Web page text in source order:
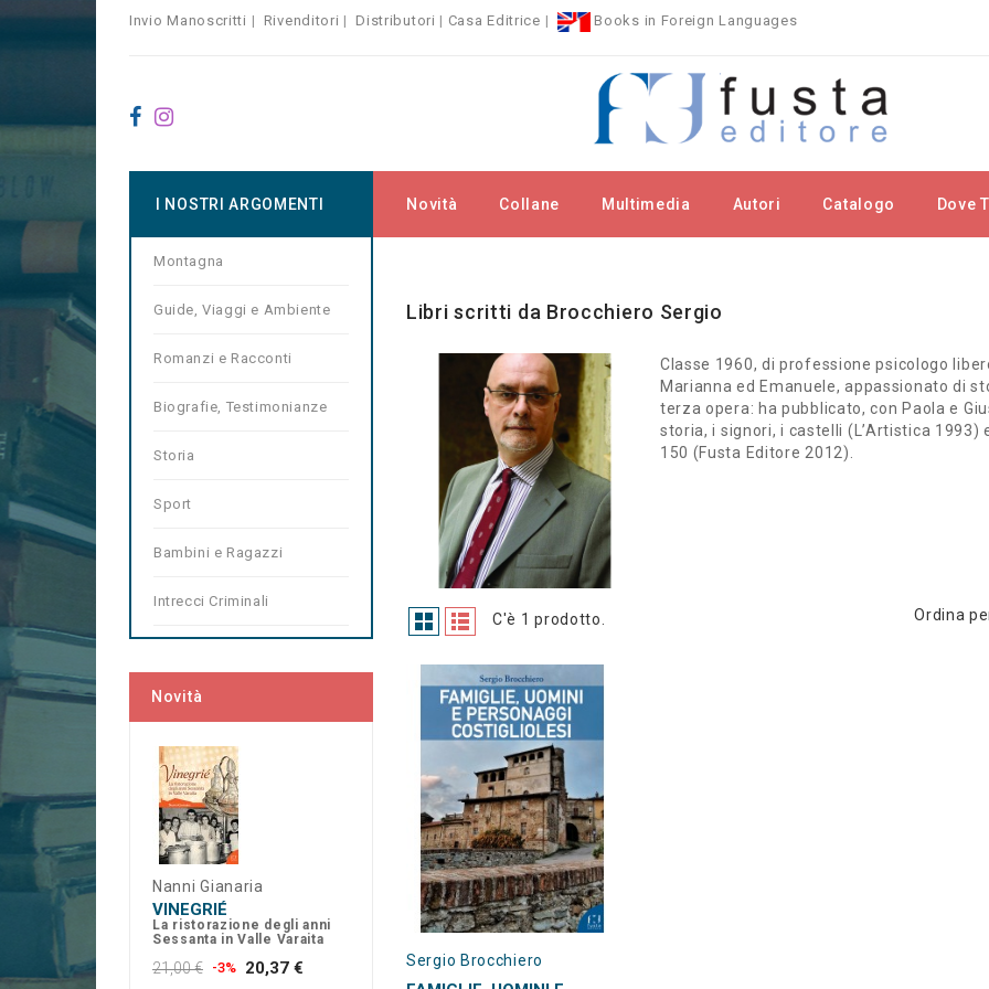
Invio Manoscritti | Rivenditori | Distributori | Casa Editrice | Books in Foreign Languages
Novità Collane Multimedia Autori Catalogo Dove
I NOSTRI ARGOMENTI
Montagna
Guide, Viaggi e Ambiente
Romanzi e Racconti
Biografie, Testimonianze
Storia
Sport
Bambini e Ragazzi
Intrecci Criminali
Novità
Nanni Gianaria
VINEGRIÉ
La ristorazione degli anni
Sessanta in Valle Varaita
21,00 € -3% 20,37 €
Libri scritti da Brocchiero Sergio
Classe 1960, di professione psicologo
Marianna ed Emanuele, appassionato di
terza opera: ha pubblicato, con Paola e
storia, i signori, i castelli (L’Artistica
150 (Fusta Editore 2012).
C'è 1 prodotto. Ordina
Sergio Brocchiero